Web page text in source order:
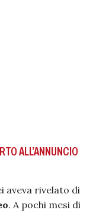
ALL’ANNUNCIO
aveva rivelato di
. A pochi mesi di